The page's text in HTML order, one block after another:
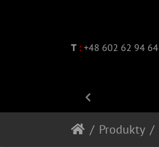
T : +48 602 62 94 64
Previous
Produkty